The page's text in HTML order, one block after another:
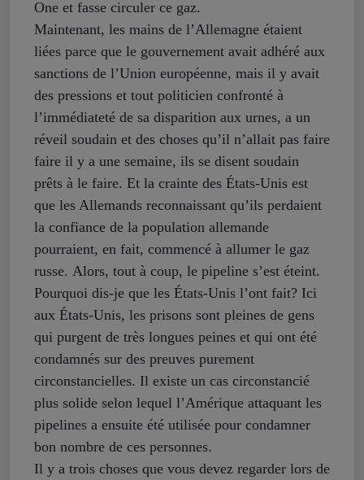
One et fasse circuler ce gaz.
Maintenant, les mains de l’Allemagne étaient
liées parce que le gouvernement avait adhéré aux
sanctions de l’Union européenne, mais il y avait
des pressions et tout politicien confronté à
l’immédiateté de sa disparition aux urnes, a un
réveil soudain et des choses qu’il n’allait pas faire
faire il y a une semaine, ils se disent soudain
prêts à le faire. Et la crainte des États-Unis est
que les Allemands reconnaissant qu’ils perdaient
la confiance de la population allemande
pourraient, en fait, commencé à allumer le gaz
russe. Alors, tout à coup, le pipeline s’est éteint.
Pourquoi dis-je que les États-Unis l’ont fait? Ici
aux États-Unis, les prisons sont pleines de gens
qui purgent de très longues peines et qui ont été
condamnés sur des preuves purement
circonstancielles. Il existe un cas circonstancié
plus solide selon lequel l’Amérique attaquant les
pipelines a ensuite été utilisée pour condamner
bon nombre de ces personnes.
Il y a trois choses que vous devez regarder lors de